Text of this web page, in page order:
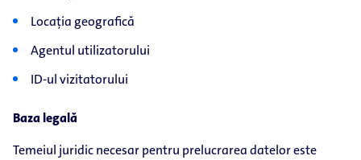
Locația geografică
Agentul utilizatorului
ID-ul vizitatorului
Baza legală
Temeiul juridic necesar pentru prelucrarea datelor este